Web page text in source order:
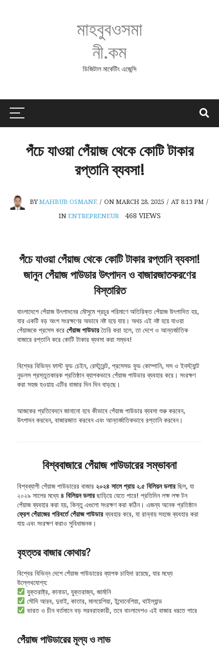
মাহবুবওসমা
নী.কম
ডিজিটাল মার্কেটিং এজেন্সি
পঁচে যাওয়া পেঁয়াজ থেকে কোটি টাকার
রপ্তানি ব্যবসা!
BYMAHBUB OSMANE / ON MARCH 28, 2025 / AT 8:13 PM /
INENTREPRENEUR 468 VIEWS
পঁচে যাওয়া পেঁয়াজ থেকে কোটি টাকার রপ্তানি ব্যবসা!
জানুন পেঁয়াজ পাউডার উৎপাদন ও বাজারজাতকরণের
বিস্তারিত
বাংলাদেশে পেঁয়াজ উৎপাদনের মৌসুমে প্রচুর পরিমাণে অতিরিক্ত পেঁয়াজ উৎপাদিত হয়,
যার একটি বড় অংশ সংরক্ষণের অভাবে নষ্ট হয়ে যায়। অথচ এই নষ্ট হয়ে যাওয়া
পেঁয়াজকে প্রসেস করে পেঁয়াজ পাউডারতৈরি করা হলে, তা দেশে ও আন্তর্জাতিক
বাজারে রপ্তানি করে কোটি টাকার ব্যবসা করা সম্ভব!
বিশ্বের বিভিন্ন ফাস্ট ফুড চেইন, রেস্টুরেন্ট, প্রসেসড ফুড কোম্পানি, সস ও ইনস্ট্যান্ট
নুডলস প্রস্তুতকারক প্রতিষ্ঠান ব্যাপকভাবে পেঁয়াজ পাউডার ব্যবহার করে। সংরক্ষণ
করা সহজ হওয়ায় এটির বাজার দিন দিন বাড়ছে।
আজকের প্রতিবেদনে জানানো হবে কীভাবে পেঁয়াজ পাউডার ব্যবসা শুরু করবেন,
উৎপাদন করবেন, বাজারজাত করবেন এবং আন্তর্জাতিকভাবে রপ্তানি করবেন।
বিশ্ববাজারে পেঁয়াজ পাউডারের সম্ভাবনা
বিশ্বব্যাপী পেঁয়াজ পাউডারের বাজার ২০২৪ সালে প্রায় ২.৫ বিলিয়ন ডলার ছিল, যা
২০২৯ সালের মধ্যে ৪ বিলিয়ন ডলার ছাড়িয়ে যেতে পারে! প্রতিদিন লক্ষ লক্ষ টন
পেঁয়াজ ব্যবহার করা হয়, কিন্তু এগুলো সংরক্ষণ করা কঠিন। এজন্য অনেক প্রতিষ্ঠান
ফ্রেশ পেঁয়াজের পরিবর্তে পেঁয়াজ পাউডারব্যবহার করে, যা রান্নায় সহজে ব্যবহার করা
যায় এবং সংরক্ষণ করাও সুবিধাজনক।
বৃহত্তর বাজার কোথায়?
বিশ্বের বিভিন্ন দেশে পেঁয়াজ পাউডারের ব্যাপক চাহিদা রয়েছে, যার মধ্যে
উল্লেখযোগ্য:
যুক্তরাষ্ট্র, কানাডা, যুক্তরাজ্য, জার্মানি
সৌদি আরব, দুবাই, কাতার, মালয়েশিয়া, ইন্দোনেশিয়া, থাইল্যান্ড
ভারত ও চীন বর্তমানে বড় সরবরাহকারী, তবে বাংলাদেশও এই বাজার ধরতে পারে
পেঁয়াজ পাউডারের মূল্য ও লাভ